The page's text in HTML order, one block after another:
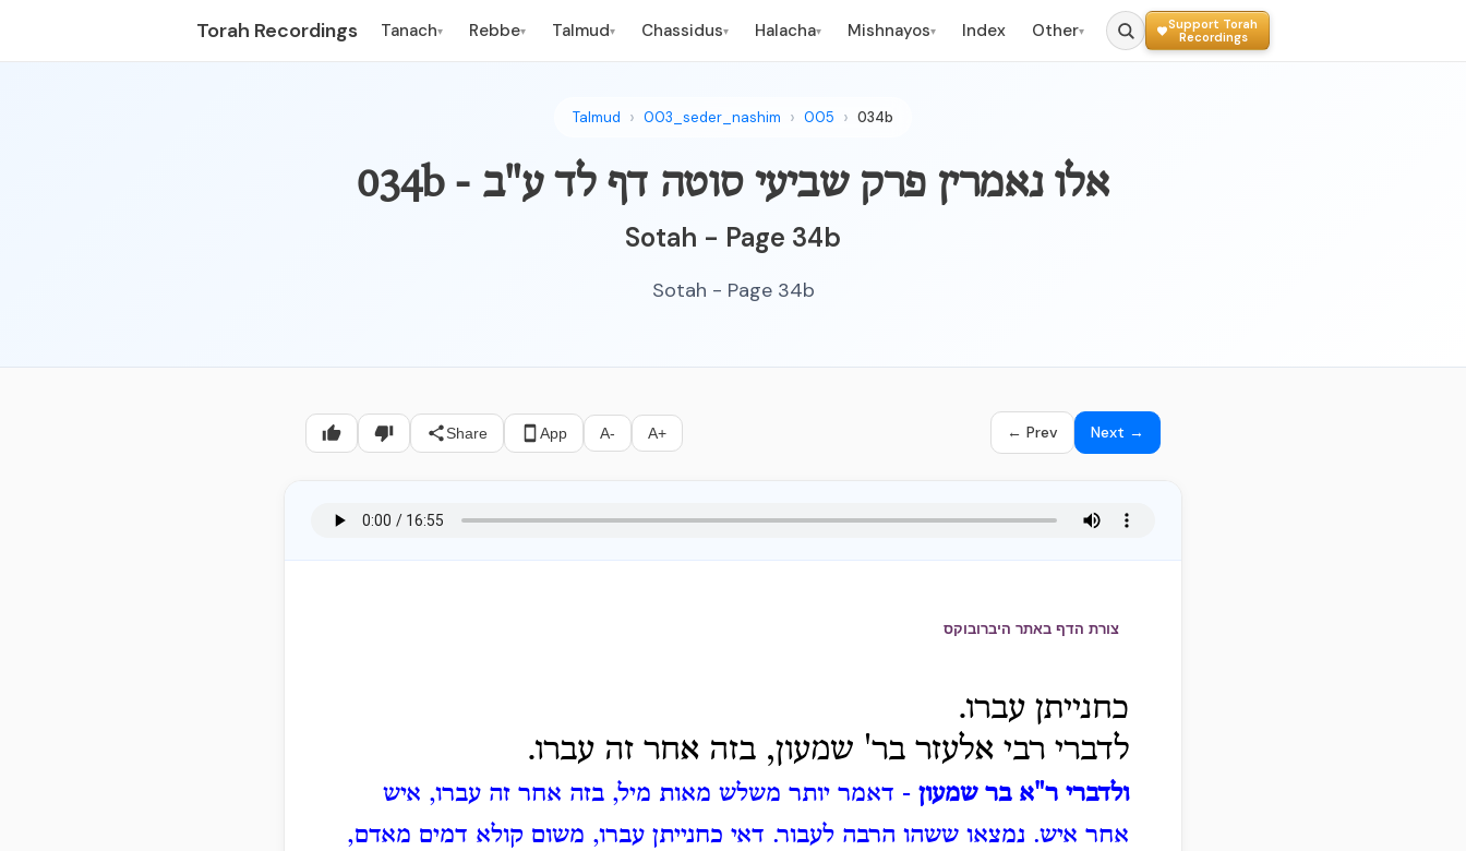
Torah Recordings Tanach▾ Rebbe▾ Talmud▾ Chassidus▾ Halacha▾ Mishnayos▾ Index Other▾
Support Torah
Recordings
Talmud 003_seder_nashim 005 034b
034b - אלו נאמרין פרק שביעי סוטה דף לד ע"ב
Sotah - Page 34b
Sotah - Page 34b
Share App A- A+ ← Prev Next →
צורת הדף באתר היברובוקס
כחנייתן עברו.
לדברי רבי אלעזר בר' שמעון, בזה אחר זה עברו.
ולדברי ר"א בר שמעון - דאמר יותר משלש מאות מיל, בזה אחר זה עברו, איש
אחר איש. נמצאו ששהו הרבה לעבור. דאי כחנייתן עברו, משום קולא דמים מאדם,